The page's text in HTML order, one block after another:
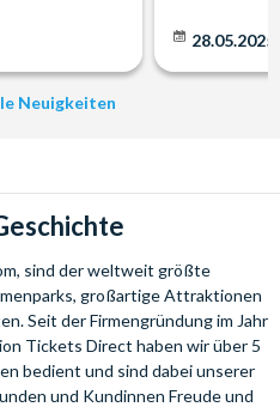
28.05.2025
Neuigkeiten
sind der weltweit größte
großartige Attraktionen
Seit der Firmengründung im Jahr
Tickets Direct haben wir über 5
bedient und sind dabei unserer
und Kundinnen Freude und